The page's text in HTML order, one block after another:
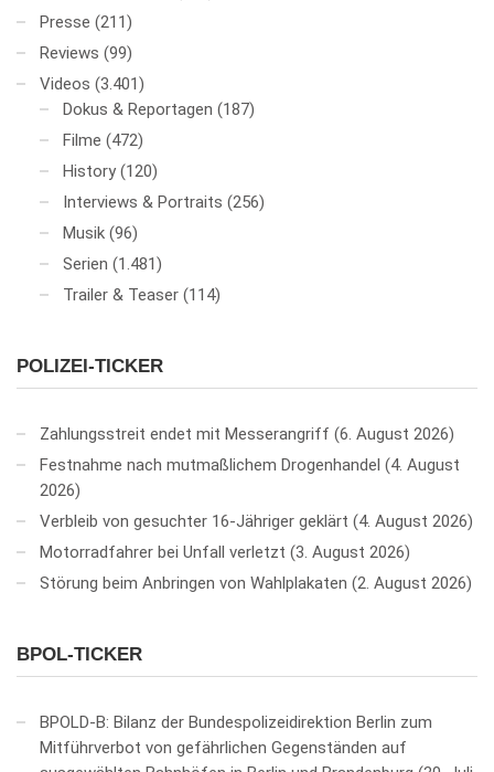
Presse (211)
Reviews (99)
Videos (3.401)
Dokus & Reportagen (187)
Filme (472)
History (120)
Interviews & Portraits (256)
Musik (96)
Serien (1.481)
Trailer & Teaser (114)
POLIZEI-TICKER
Zahlungsstreit endet mit Messerangriff 6. August 2026
Festnahme nach mutmaßlichem Drogenhandel
4. August
2026
Verbleib von gesuchter 16-Jähriger geklärt
4. August 2026
Motorradfahrer bei Unfall verletzt 3. August 2026
Störung beim Anbringen von Wahlplakaten
2. August 2026
BPOL-TICKER
BPOLD-B: Bilanz der Bundespolizeidirektion Berlin zum
Mitführverbot von gefährlichen Gegenständen auf